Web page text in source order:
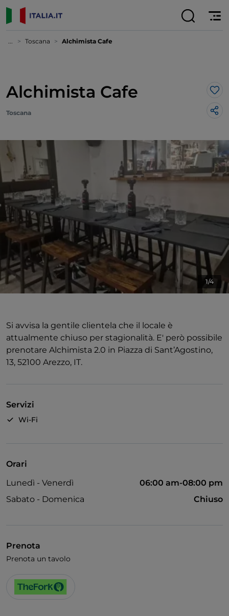
... Toscana Alchimista Cafe
Alchimista Cafe
Toscana
1/4
Si avvisa la gentile clientela che il locale è
attualmente chiuso per stagionalità. E' però possibile
prenotare Alchimista 2.0 in Piazza di Sant’Agostino,
13, 52100 Arezzo, IT.
Servizi
Wi-Fi
Orari
Lunedì - Venerdì
06:00 am-08:00 pm
Sabato - Domenica
Chiuso
Prenota
Prenota un tavolo